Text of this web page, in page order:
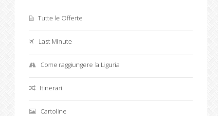
Tutte le Offerte
Last Minute
Come raggiungere la Liguria
Itinerari
Cartoline